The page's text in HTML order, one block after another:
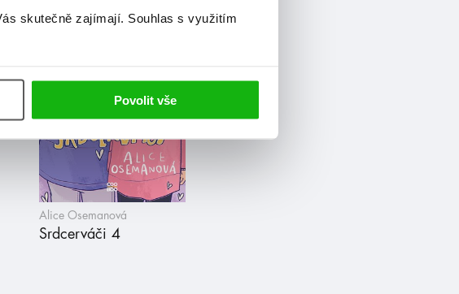
skutečně zajímají. Souhlas s využitím
Povolit vše
Alice Osemanová
Srdcerváči 4